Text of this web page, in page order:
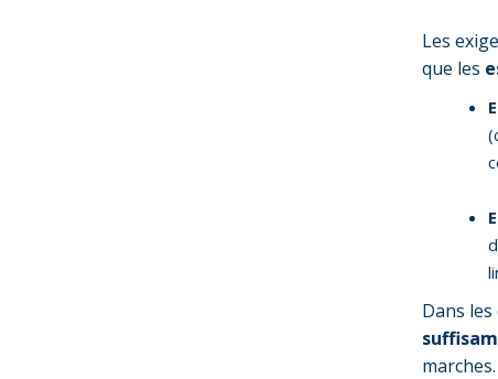
Les
que les
Dans
marches.